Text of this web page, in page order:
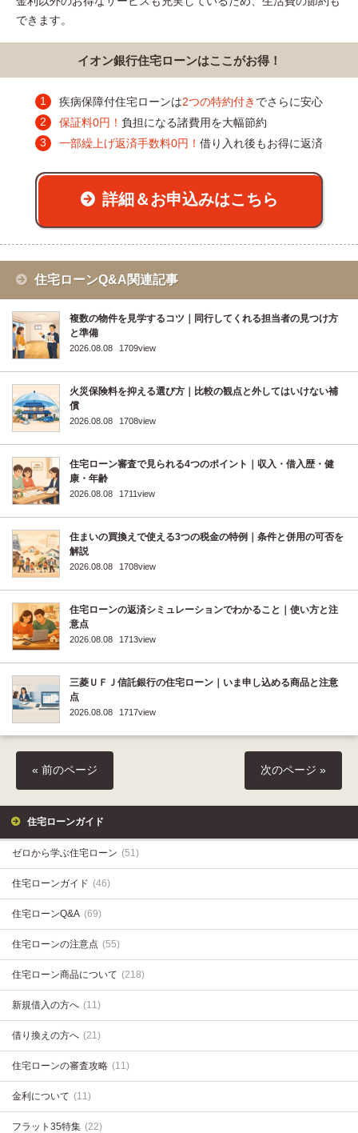
できます。
イオン銀行住宅ローンはここがお得！
疾病保障付住宅ローンは2つの特約付き でさらに安心
保証料0円！ 負担になる諸費用を大幅節約
一部繰上げ返済手数料0円！ 借り入れ後もお得に返済
詳細＆お申込みはこちら
住宅ローンQ&A関連記事
複数の物件を見学するコツ｜同行してくれる担当者の見つけ方
と準備
2026.08.08 1709view
火災保険料を抑える選び方｜比較の観点と外してはいけない補
償
2026.08.08 1708view
住宅ローン審査で見られる4つのポイント｜収入・借入歴・健
康・年齢
2026.08.08 1711view
住まいの買換えで使える3つの税金の特例｜条件と併用の可否を
解説
2026.08.08 1708view
住宅ローンの返済シミュレーションでわかること｜使い方と注
意点
2026.08.08 1713view
三菱ＵＦＪ信託銀行の住宅ローン｜いま申し込める商品と注意
点
2026.08.08 1717view
« 前のページ 次のページ »
住宅ローンガイド
ゼロから学ぶ住宅ローン (51)
住宅ローンガイド (46)
住宅ローンQ&A (69)
住宅ローンの注意点 (55)
住宅ローン商品について (218)
新規借入の方へ (11)
借り換えの方へ (21)
住宅ローンの審査攻略 (11)
金利について (11)
フラット35特集 (22)